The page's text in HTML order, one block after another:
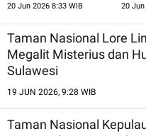
Tenggara Timur
20 Jun 2026 8:33 WIB 20 Jun
Taman Nasional Lore
Megalit Misterius dan
Sulawesi
19 JUN 2026, 9:28 WIB
Taman Nasional